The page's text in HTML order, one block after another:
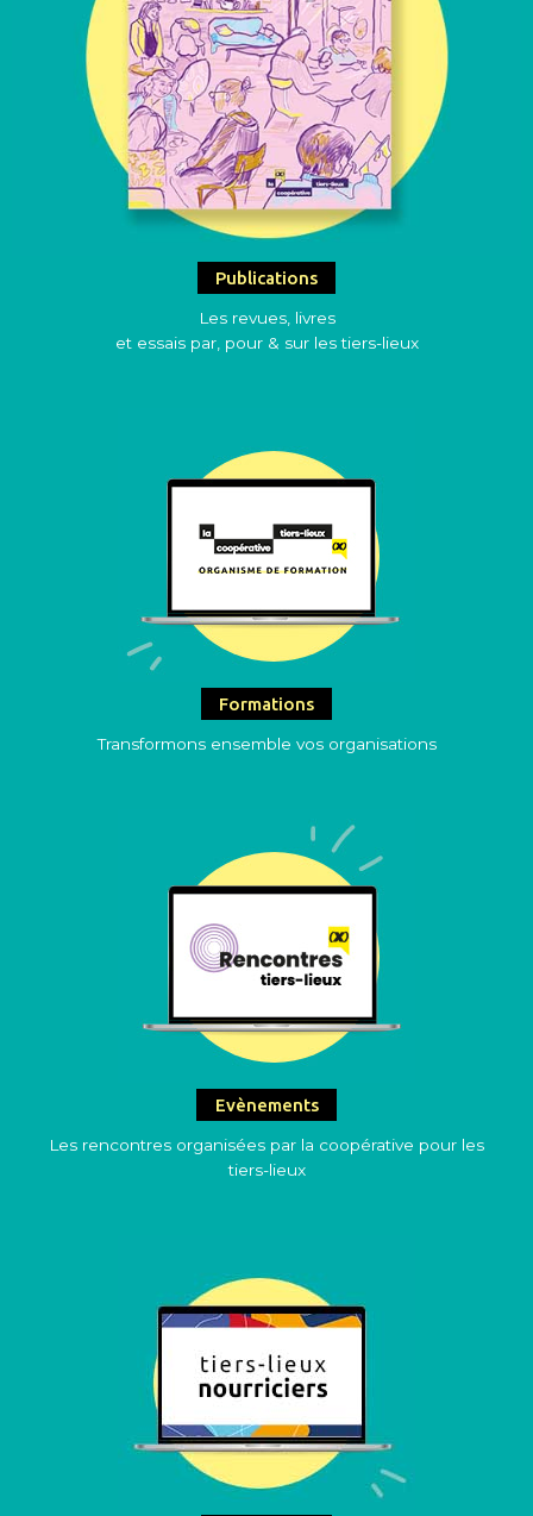
Publications
Les revues, livres
et essais par, pour & sur les tiers-lieux
Formations
Transformons ensemble vos organisations
Evènements
Les rencontres organisées par la coopérative pour les
tiers-lieux